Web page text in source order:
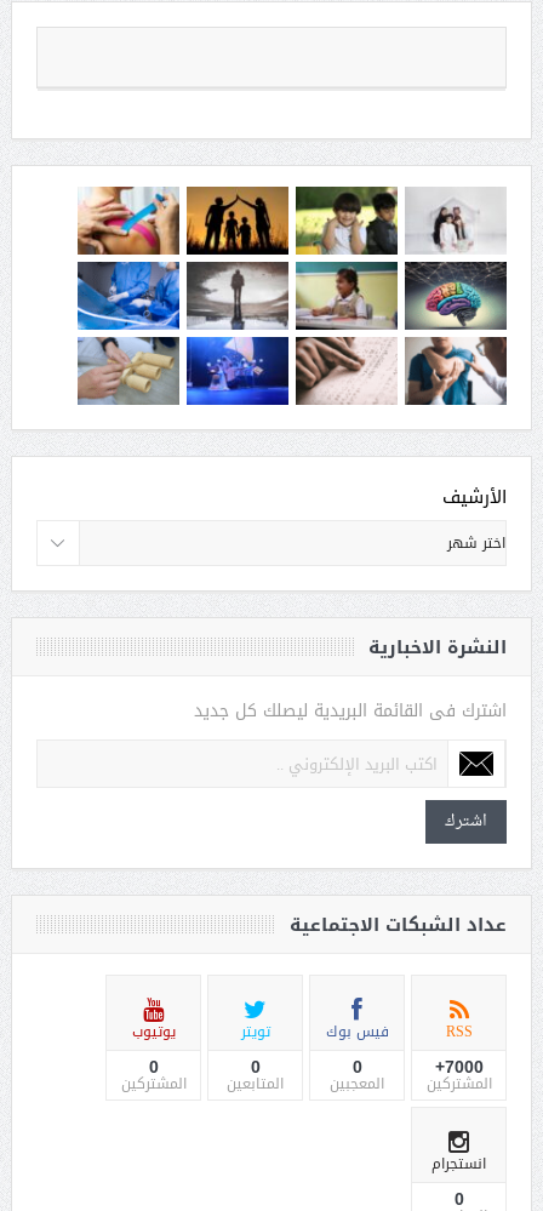
الأرشيف
النشرة الاخبارية
اشترك فى القائمة البريدية ليصلك كل جديد
اشترك
عداد الشبكات الاجتماعية
RSS
7000+
المشتركين
فيس بوك
0
المعجبين
تويتر
0
المتابعين
يوتيوب
0
المشتركين
انستجرام
0